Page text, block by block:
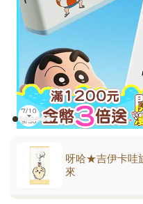
呀哈★吉伊卡哇
來